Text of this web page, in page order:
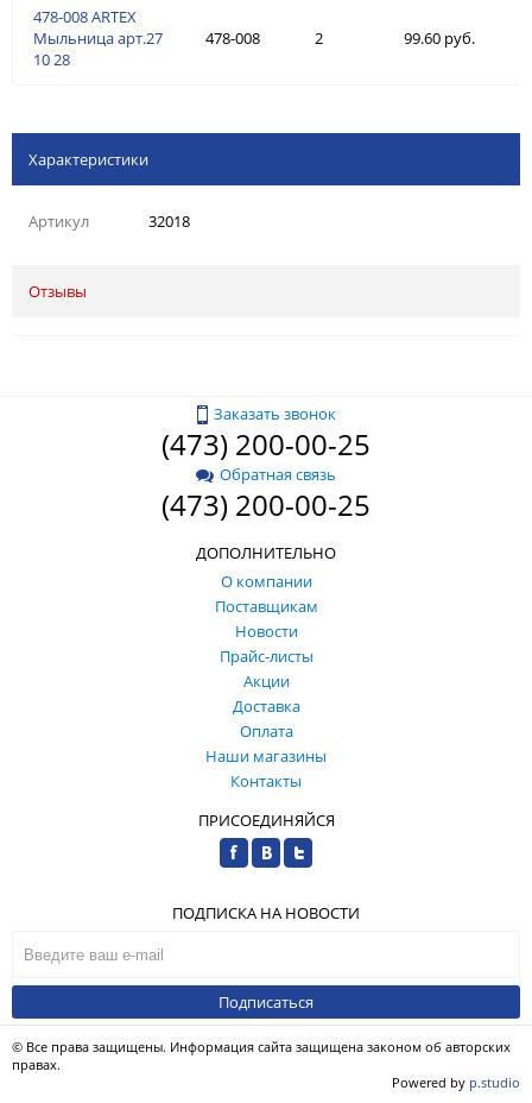
478-008 ARTEX
Мыльница арт.27
10 28
478-008 2 99.60 руб.
Характеристики
Артикул 32018
Отзывы
Заказать звонок
(473) 200-00-25
Обратная связь
(473) 200-00-25
ДОПОЛНИТЕЛЬНО
О компании
Поставщикам
Новости
Прайс-листы
Акции
Доставка
Оплата
Наши магазины
Контакты
ПРИСОЕДИНЯЙСЯ
ПОДПИСКА НА НОВОСТИ
Подписаться
© Все права защищены. Информация сайта защищена законом об авторских
правах.
Powered by p.studio